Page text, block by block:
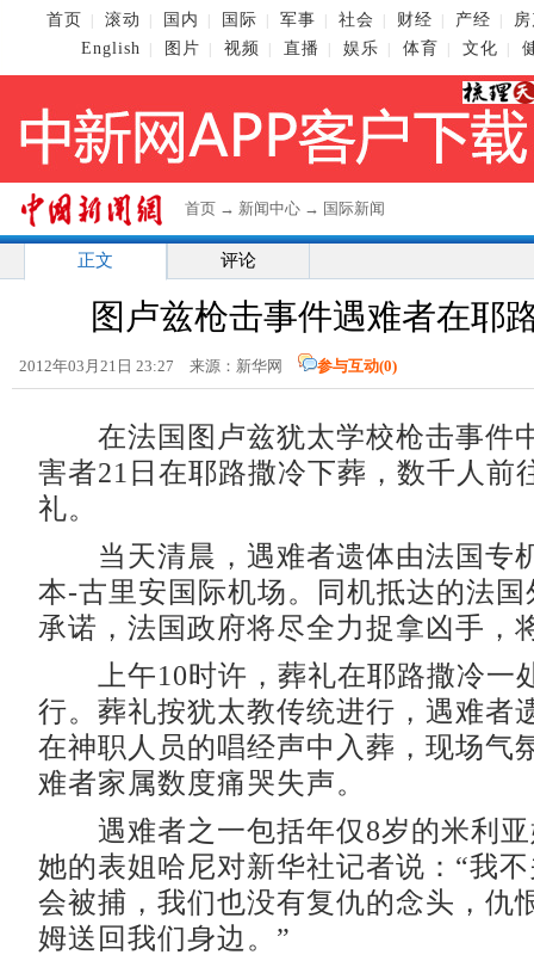
首页 滚动 国内 国际 军事 社会 财经 产经
English
图片 视频 直播 娱乐 体育 文化
首页 → 新闻中心 → 国际新闻
正文 评论
图卢兹枪击事件遇难者在耶
2012年03月21日 23:27 来源：新华网 参与互动(0)
在法国图卢兹犹太学校枪击事件
害者21日在耶路撒冷下葬，数千人前
礼。
当天清晨，遇难者遗体由法国专
本-古里安国际机场。同机抵达的法
承诺，法国政府将尽全力捉拿凶手，
上午10时许，葬礼在耶路撒冷一
行。葬礼按犹太教传统进行，遇难者
在神职人员的唱经声中入葬，现场气
难者家属数度痛哭失声。
遇难者之一包括年仅8岁的米利亚
她的表姐哈尼对新华社记者说：“我
会被捕，我们也没有复仇的念头，仇
姆送回我们身边。”